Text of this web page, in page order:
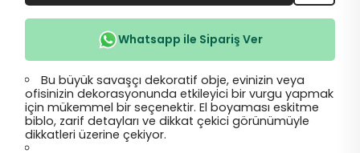
Whatsapp ile Sipariş Ver
Bu büyük savaşçı dekoratif obje, evinizin veya
ofisinizin dekorasyonunda etkileyici bir vurgu yapmak
için mükemmel bir seçenektir. El boyaması eskitme
biblo, zarif detayları ve dikkat çekici görünümüyle
dikkatleri üzerine çekiyor.